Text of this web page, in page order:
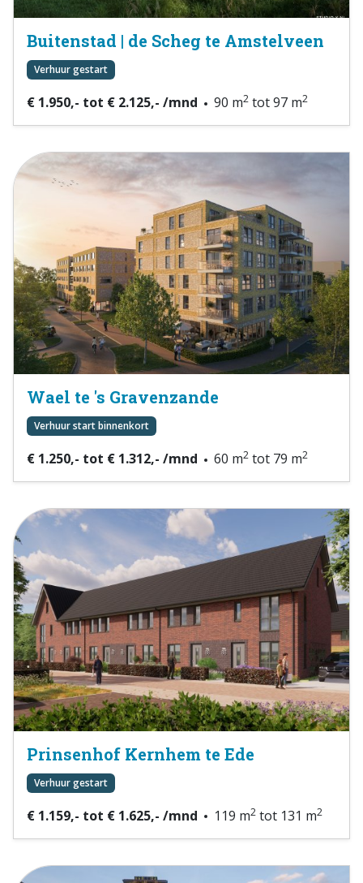
Buitenstad | de Scheg te Amstelveen
Verhuur gestart
€ 1.950,- tot € 2.125,- /mnd 90 m2 tot 97 m2
Wael te 's Gravenzande
Verhuur start binnenkort
€ 1.250,- tot € 1.312,- /mnd 60 m2 tot 79 m2
Prinsenhof Kernhem te Ede
Verhuur gestart
€ 1.159,- tot € 1.625,- /mnd 119 m2 tot 131 m2